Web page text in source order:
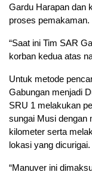
Gardu Harapan dan
proses pemakaman.
“Saat ini Tim SAR
korban kedua atas
Untuk metode
Gabungan menjadi
SRU 1 melakukan
sungai Musi dengan
kilometer serta
lokasi yang dicurigai.
“Manuver ini